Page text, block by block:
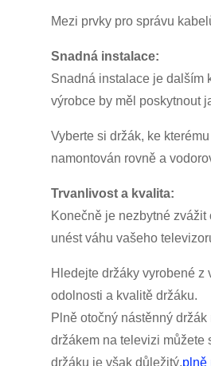
Mezi prvky pro správu
Snadná instalace:
Snadná instalace je dalším
výrobce by měl poskytnout
Vyberte si držák, ke
namontován rovně a
Trvanlivost a kvalita:
Konečně je nezbytné
unést váhu vašeho
Hledejte držáky vyrobené z
odolnosti a kvalitě držáku.
Plně otočný nástěnný
držákem na televizi můžete
držáku je však důležitý.plně